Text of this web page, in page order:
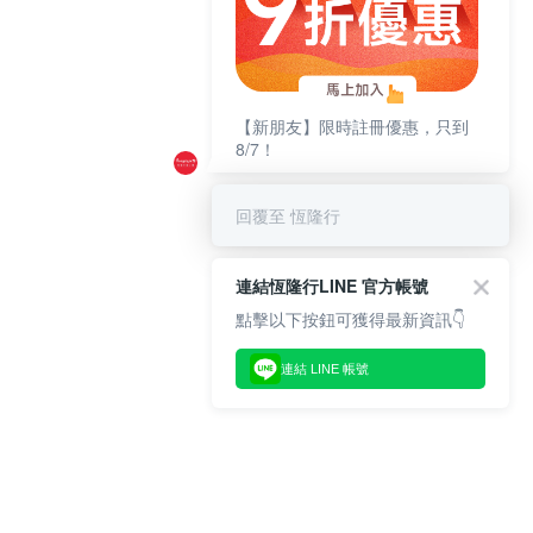
【新朋友】限時註冊優惠，只到
8/7！
回覆至 恆隆行
連結恆隆行LINE 官方帳號
點擊以下按鈕可獲得最新資訊👇
連結 LINE 帳號